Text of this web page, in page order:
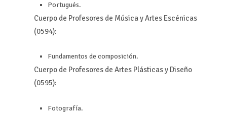
Portugués.
Cuerpo de Profesores de Música y Artes Escénicas
(0594):
Fundamentos de composición.
Cuerpo de Profesores de Artes Plásticas y Diseño
(0595):
Fotografía.